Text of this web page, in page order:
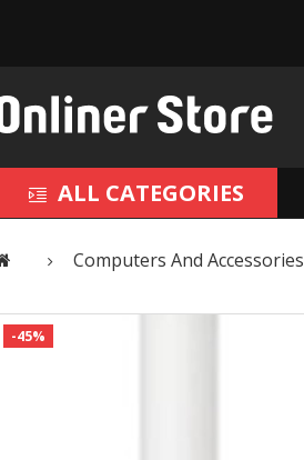
ALL CATEGORIES
Computers And Accessories
-45%